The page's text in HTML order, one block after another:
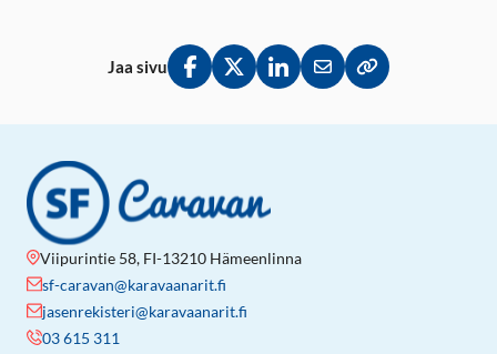
Jaa sivu
Jaa Facebookissa
Jaa Twitterissä
Jaa LinkedInissä
Jaa sähköpostitse
Kopioi linkki
Viipurintie 58, FI-13210 Hämeenlinna
sf-caravan@karavaanarit.fi
jasenrekisteri@karavaanarit.fi
03 615 311